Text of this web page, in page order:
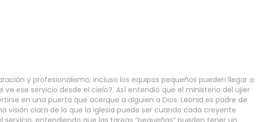
y profesionalismo, incluso los equipos pequeños pueden llegar a
ese servicio desde el cielo?. Así entendió que el ministerio del ujier
en una puerta que acerque a alguien a Dios. Leonid es padre de
visión clara de lo que la iglesia puede ser cuando cada creyente
entendiendo que las tareas “pequeñas” pueden tener un